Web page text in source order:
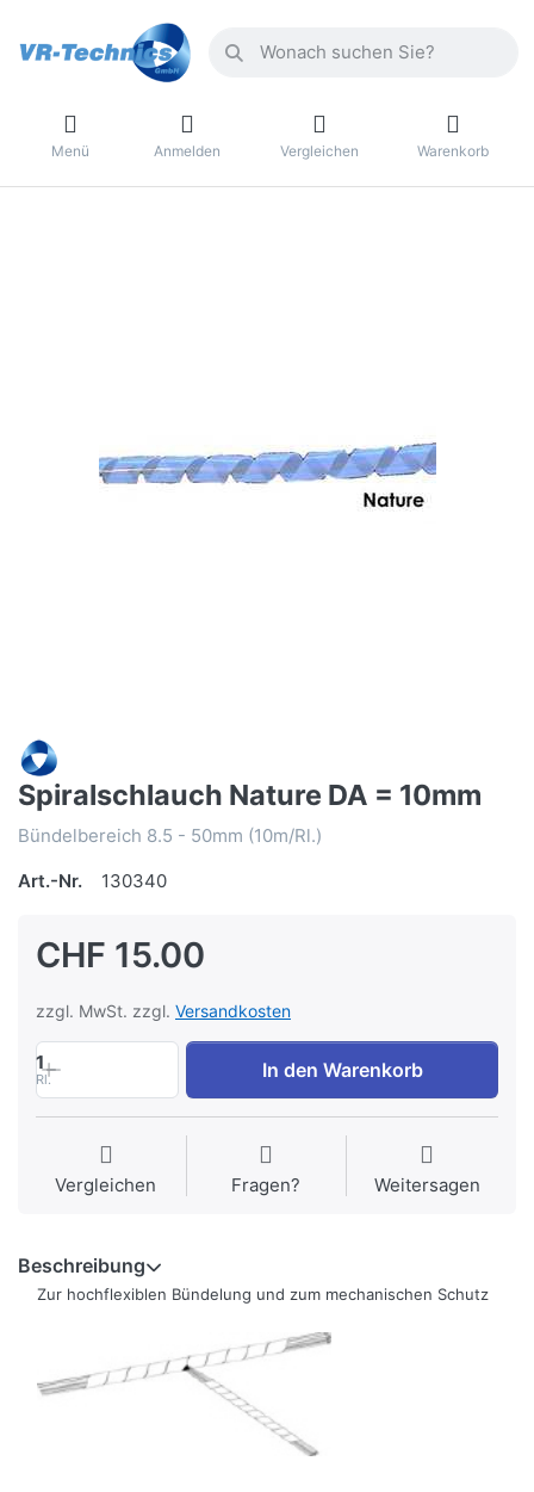
Menü Anmelden Vergleichen Warenkorb
Spiralschlauch Nature DA = 10mm
Bündelbereich 8.5 - 50mm (10m/Rl.)
Art.-Nr.
130340
CHF 15.00
zzgl. MwSt. zzgl. Versandkosten
1
Rl. In den Warenkorb
Vergleichen Fragen? Weitersagen
Beschreibung
Zur hochflexiblen Bündelung und zum mechanischen Schutz